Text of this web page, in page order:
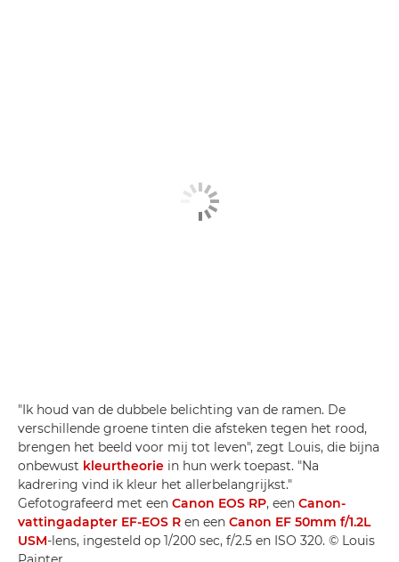
"Ik houd van de dubbele belichting van de ramen. De
verschillende groene tinten die afsteken tegen het rood,
brengen het beeld voor mij tot leven", zegt Louis, die bijna
onbewust kleurtheorie in hun werk toepast. "Na
kadrering vind ik kleur het allerbelangrijkst."
Gefotografeerd met een Canon EOS RP, een Canon-
vattingadapter EF-EOS R en een Canon EF 50mm f/1.2L
USM-lens, ingesteld op 1/200 sec, f/2.5 en ISO 320. © Louis